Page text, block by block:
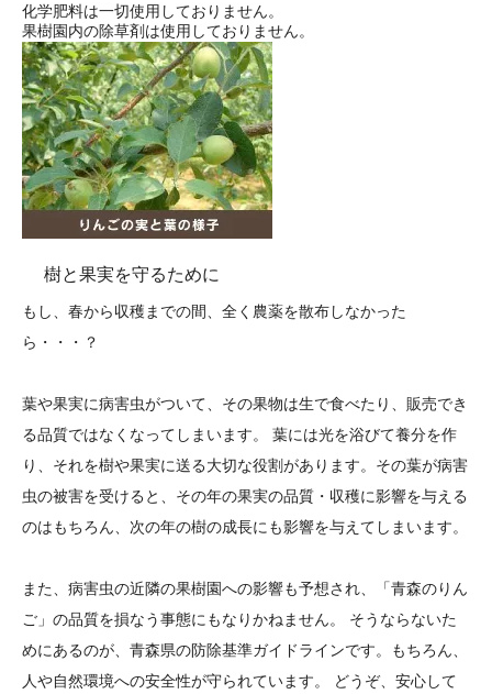
化学肥料は一切使用しておりません。
果樹園内の除草剤は使用しておりません。
樹と果実を守るために
もし、春から収穫までの間、全く農薬を散布しなかった
ら・・・？
葉や果実に病害虫がついて、その果物は生で食べたり、販売でき
る品質ではなくなってしまいます。 葉には光を浴びて養分を作
り、それを樹や果実に送る大切な役割があります。その葉が病害
虫の被害を受けると、その年の果実の品質・収穫に影響を与える
のはもちろん、次の年の樹の成長にも影響を与えてしまいます。
また、病害虫の近隣の果樹園への影響も予想され、「青森のりん
ご」の品質を損なう事態にもなりかねません。 そうならないた
めにあるのが、青森県の防除基準ガイドラインです。もちろん、
人や自然環境への安全性が守られています。 どうぞ、安心して